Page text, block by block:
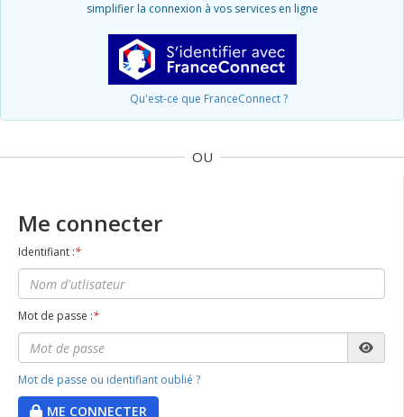
simplifier la connexion à vos services en ligne
Qu'est-ce que FranceConnect ?
OU
Me connecter
Identifiant :*
Mot de passe :*
Mot de passe ou identifiant oublié ?
ME CONNECTER